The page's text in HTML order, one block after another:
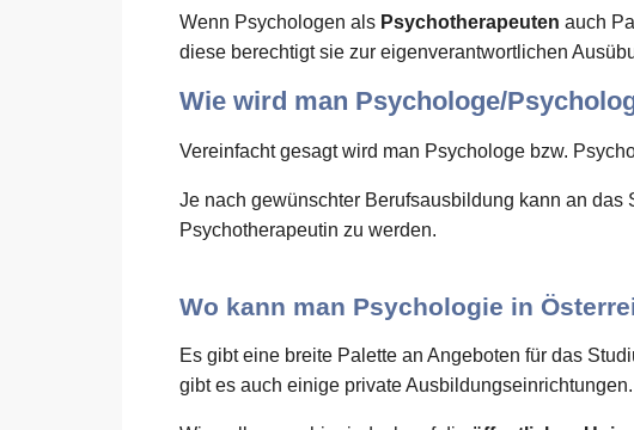
Wenn Psychologen als Psychotherapeuten auch
diese berechtigt sie zur eigenverantwortlichen
Wie wird man Psychologe/
Vereinfacht gesagt wird man Psychologe bzw.
Je nach gewünschter Berufsausbildung kann an
Psychotherapeutin zu werden.
Wo kann man Psychologie in
Es gibt eine breite Palette an Angeboten für das
gibt es auch einige private Ausbildungseinrichtungen.